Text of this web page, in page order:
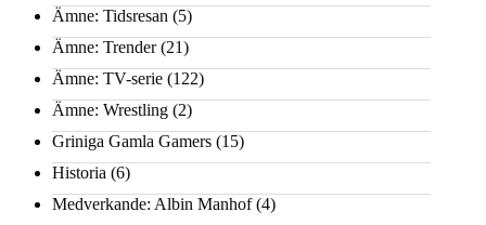
Ämne: Tidsresan (5)
Ämne: Trender(21)
Ämne: TV-serie (122)
Ämne: Wrestling (2)
Griniga Gamla Gamers (15)
Historia (6)
Medverkande: Albin Manhof(4)